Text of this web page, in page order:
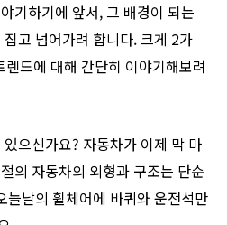
기하기에 앞서, 그 배경이 되는
고 넘어가려 합니다. 크게 2가
드에 대해 간단히 이야기해보려
으신가요? 자동차가 이제 막 마
의 자동차의 외형과 구조는 단순
늘날의 휠체어에 바퀴와 운전석만